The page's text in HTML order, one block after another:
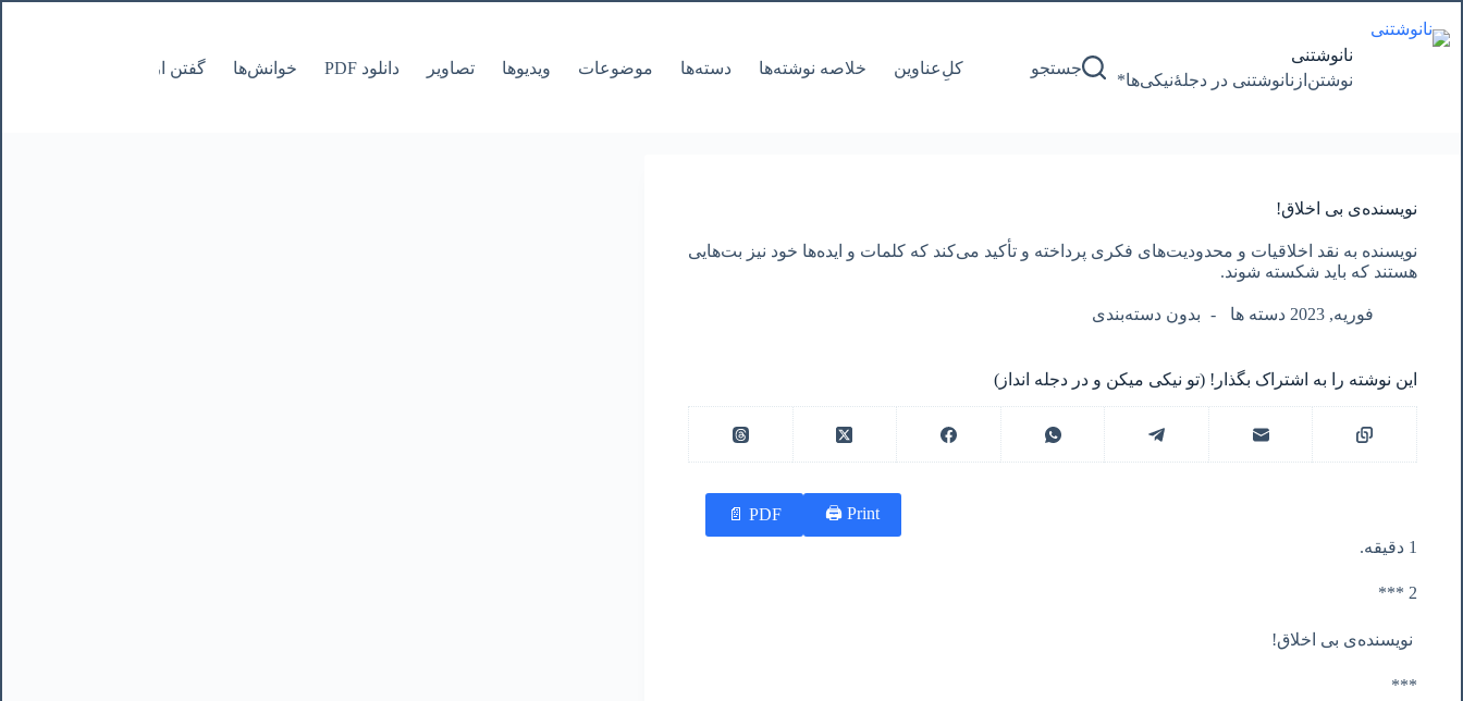
به
محتوا
نانوشتنی
نوشتن‌از‌نانوشتنی‌ در‌ دجلۀنیکی‌ها*
جستجو کل‌ِعناوین خلاصه نوشته‌ها دسته‌ها موضوعات ویدیوها تصاویر دانلود PDF خوانش‌ها گفتن از نانوشتنی
نویسنده‌ی بی اخلاق!
نویسنده به نقد اخلاقیات و محدودیت‌های فکری پرداخته و تأکید می‌کند که کلمات و ایده‌ها خود نیز بت‌هایی
هستند که باید شکسته شوند.
فوریه, 2023 دسته ها بدون دسته‌بندی
این نوشته را به اشتراک بگذار! (تو نیکی میکن و در دجله انداز)
Print 🖨
PDF 📄
1 دقیقه.
2 ***
نویسنده‌ی بی اخلاق!
***